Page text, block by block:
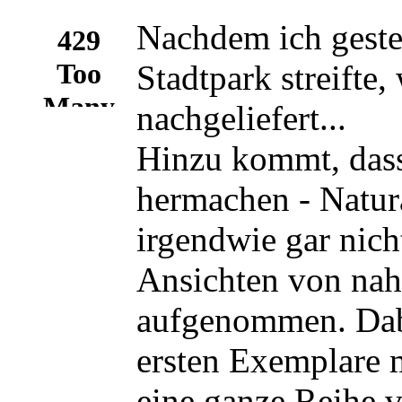
Nachdem ich
Stadtpark streifte,
nachgeliefert...
Hinzu kommt,
hermachen -
irgendwie gar
Ansichten von
aufgenommen.
ersten Exemplare